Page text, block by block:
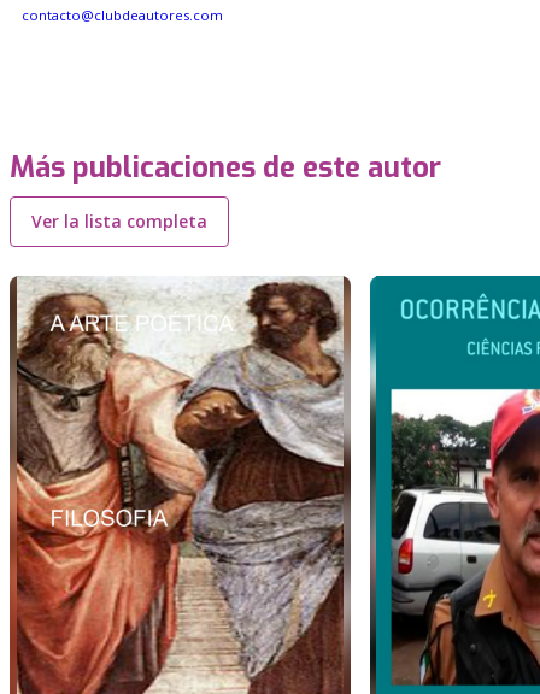
contacto@clubdeautores.com
Más publicaciones de este autor
Ver la lista completa